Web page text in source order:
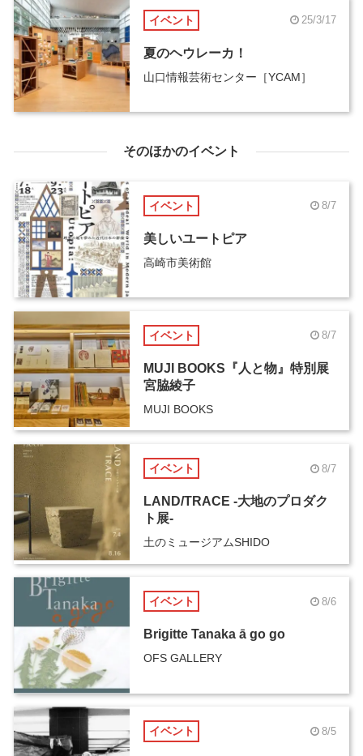
イベント 25/3/17
夏のヘウレーカ！
山口情報芸術センター［YCAM］
そのほかのイベント
イベント 8/7
美しいユートピア
高崎市美術館
イベント 8/7
MUJI BOOKS『人と物』特別展
宮脇綾子
MUJI BOOKS
イベント 8/7
LAND/TRACE -大地のプロダク
ト展-
土のミュージアムSHIDO
イベント 8/6
Brigitte Tanaka ā go go
OFS GALLERY
イベント 8/5